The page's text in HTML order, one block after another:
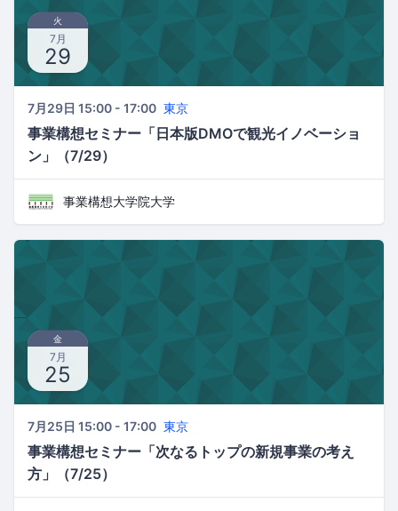
火
7月
29
7月29日 15:00 - 17:00 東京
事業構想セミナー「日本版DMOで観光イノベーショ
ン」（7/29）
事業構想大学院大学
金
7月
25
7月25日 15:00 - 17:00 東京
事業構想セミナー「次なるトップの新規事業の考え
方」（7/25）